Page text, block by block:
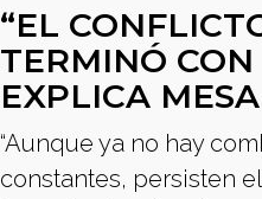
“EL
TERMINÓ
EXPLICA
“Aunque ya no hay
constantes, persisten